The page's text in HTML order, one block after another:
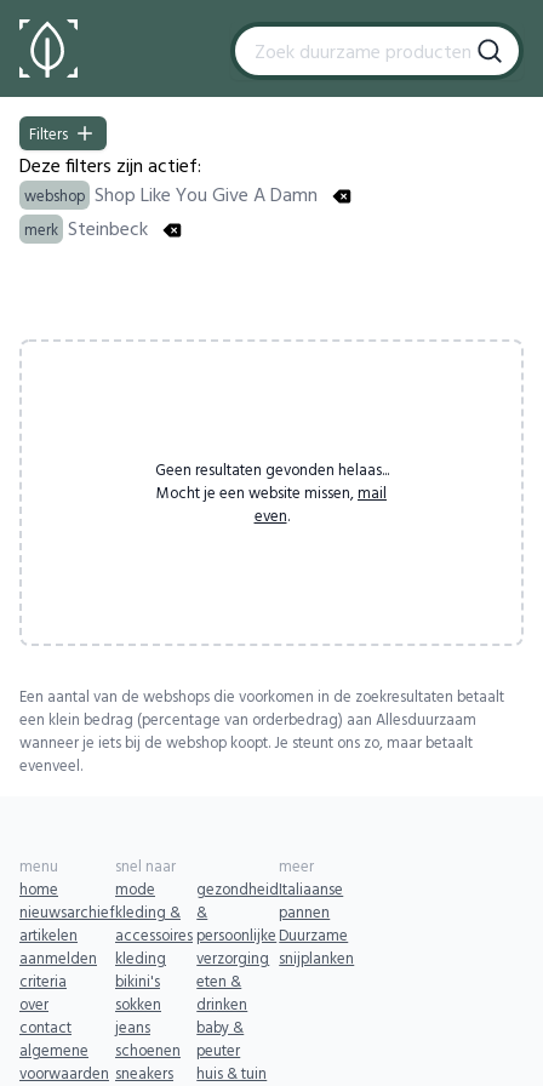
Filters
Filters
Deze filters zijn actief:
webshop Shop Like You Give A Damn
merk Steinbeck
Geen resultaten gevonden helaas...
Mocht je een website missen, mail
even.
Een aantal van de webshops die voorkomen in de zoekresultaten betaalt
een klein bedrag (percentage van orderbedrag) aan Allesduurzaam
wanneer je iets bij de webshop koopt. Je steunt ons zo, maar betaalt
evenveel.
menu
home
nieuwsarchief
artikelen
aanmelden
criteria
over
contact
algemene
voorwaarden
snel naar
mode
kleding &
accessoires
kleding
bikini's
sokken
jeans
schoenen
sneakers
gezondheid
&
persoonlijke
verzorging
eten &
drinken
baby &
peuter
huis & tuin
meer
Italiaanse
pannen
Duurzame
snijplanken